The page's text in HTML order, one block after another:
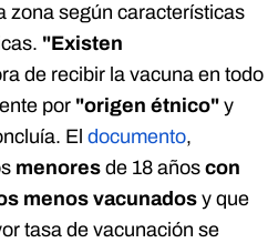
zona según características
"Existen
de recibir la vacuna en todo
por "origen étnico" y
El documento,
menores de 18 años con
menos vacunados y que
tasa de vacunación se